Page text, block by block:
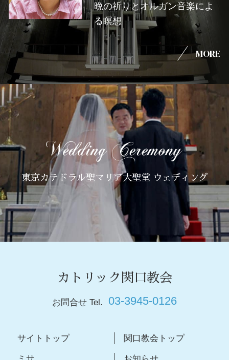
晩の祈りとオルガン音楽によ
る瞑想
MORE
東京カテドラル聖マリア大聖堂 ウェディング
カトリック関口教会
お問合せ Tel. 03-3945-0126
サイトトップ 関口教会トップ